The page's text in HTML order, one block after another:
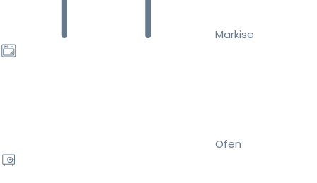
Markise
Ofen